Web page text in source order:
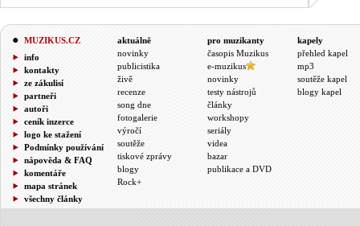
MUZIKUS.CZ
info
kontakty
ze zákulisí
partneři
autoři
ceník inzerce
logo ke stažení
Podmínky používání
nápověda & FAQ
komentáře
mapa stránek
všechny články
aktuálně
novinky
publicistika
živě
recenze
song dne
fotogalerie
výročí
soutěže
tiskové zprávy
blogy
Rock+
pro muzikanty
časopis Muzikus
e-muzikus
novinky
testy nástrojů
články
workshopy
seriály
videa
bazar
publikace a DVD
kapely
přehled kapel
mp3
soutěže kapel
blogy kapel